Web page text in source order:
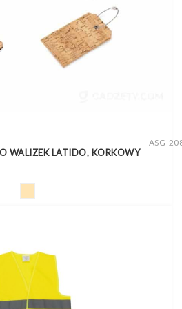
ASG-
WALIZEK LATIDO, KORKOWY